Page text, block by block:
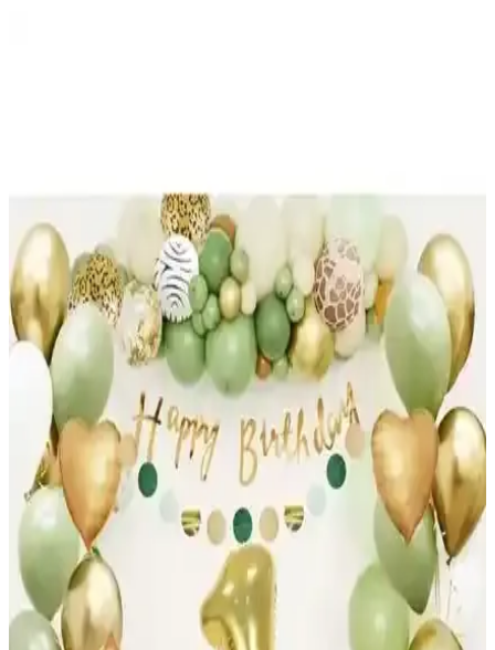
Düvenci Ticaret Lüks 1 Yaş Doğum Günü Balon
Setleri ve Dekorasyon Seçenekleri
Düvenci Ticaret'in iki lüks 1 yaş doğum günü balon seti, renkli ve
dayanıklı seçenekler sunar. Balonlar, yüksek kalite ve görsel cazibesi
ile kutlamalarınıza özel dokunuşlar katıyor.
Yusuf Dirik YD Kraft Muffin Kek Kalıbı İncelemesi
ve Kullanım Özellikleri
Yusuf Dirik YD Party Supplies'in kraft muffin kek kalıbı, 25 adetlik
paket, yüksek ısı dayanımı ve pratik kullanımıyla etkinliklerde ideal.
İnce yapıya rağmen dayanıklı ve hijyenik, tek kullanımlık çözümler
sunar.
Balonevi ve Elite Balon Karşılaştırması: En İyi Parti
Süsleme Balonları Rehberi
Balonevi ve Elite markalarının 12 inç metalik balonlarını
karşılaştırıyoruz. Renk, kalite ve kullanıcı deneyimleriyle en uygun
parti balonunu seçmenize yardımcı oluyoruz.